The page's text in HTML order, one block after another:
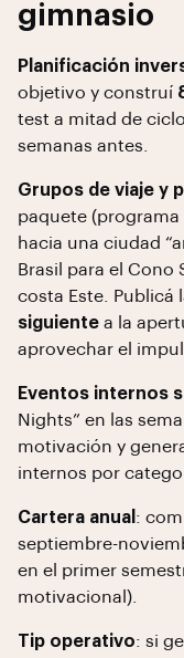
gimnasio
Planificación
objetivo y construí
test a mitad de
semanas antes.
Grupos de viaje y
paquete (programa
hacia una ciudad
Brasil para el Cono
costa Este. Publicá
siguiente a la
aprovechar el
Eventos internos
Nights” en las
motivación y
internos por
Cartera anual :
septiembre-
en el primer
motivacional).
Tip operativo: si